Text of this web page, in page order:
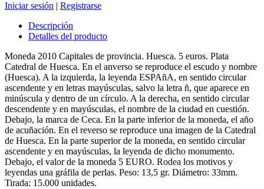
Iniciar sesión | Registrarse
Descripción
Detalles del producto
Moneda 2010 Capitales de provincia. Huesca. 5 euros. Plata
Catedral de Huesca. En el anverso se reproduce el escudo y nombre
(Huesca). A la izquierda, la leyenda ESPAñA, en sentido circular
ascendente y en letras mayúsculas, salvo la letra ñ, que aparece en
minúscula y dentro de un círculo. A la derecha, en sentido circular
descendente y en mayúsculas, el nombre de la ciudad en cuestión.
Debajo, la marca de Ceca. En la parte inferior de la moneda, el año
de acuñación. En el reverso se reproduce una imagen de la Catedral
de Huesca. En la parte superior de la moneda, en sentido circular
ascendente y en mayúsculas, la leyenda de dicho monumento.
Debajo, el valor de la moneda 5 EURO. Rodea los motivos y
leyendas una gráfila de perlas. Peso: 13,5 gr. Diámetro: 33mm.
Tirada: 15.000 unidades.